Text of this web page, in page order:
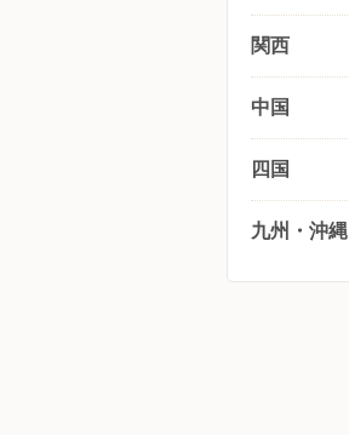
関西
中国
四国
九州・沖縄